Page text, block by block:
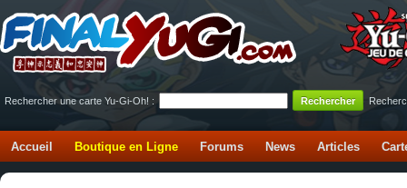
Rechercher une carte Yu-Gi-Oh! :
Accueil Boutique en Ligne Forums News Articles